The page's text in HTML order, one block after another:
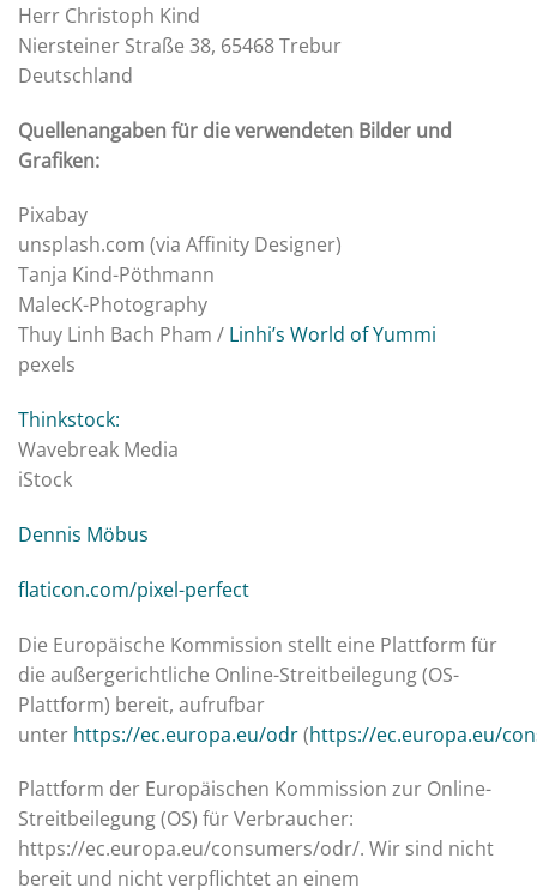
Herr Christoph Kind
Niersteiner Straße 38, 65468 Trebur
Deutschland
Quellenangaben für die verwendeten Bilder und
Grafiken:
Pixabay
unsplash.com (via Affinity Designer)
Tanja Kind-Pöthmann
MalecK-Photography
Thuy Linh Bach Pham / Linhi’s World of Yummi
pexels
Thinkstock:
Wavebreak Media
iStock
Dennis Möbus
flaticon.com/pixel-perfect
Die Europäische Kommission stellt eine Plattform für
die außergerichtliche Online-Streitbeilegung (OS-
Plattform) bereit, aufrufbar
unter https://ec.europa.eu/odr(https://ec.europa.eu/
Plattform der Europäischen Kommission zur Online-
Streitbeilegung (OS) für Verbraucher:
https://ec.europa.eu/consumers/odr/. Wir sind nicht
bereit und nicht verpflichtet an einem